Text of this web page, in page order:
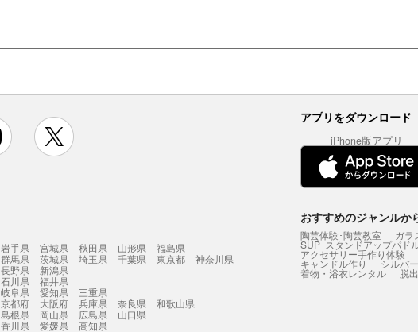
instagram アプリをダウンロード
iPhone版アプリ
岩手県 宮城県 秋田県 山形県
福島県
群馬県 茨城県 埼玉県 千葉県 東京都
神奈川県
長野県
新潟県
石川県
福井県
岐阜県 愛知県
三重県
京都府 大阪府 兵庫県 奈良県
和歌山県
島根県 岡山県 広島県
山口県
香川県 愛媛県
高知県
おすすめのジャンルか
陶芸体験･陶芸教室 ガラ
SUP･スタンドアップパド
アクセサリー手作り体験
キャンドル作り シルバ
着物・浴衣レンタル 脱